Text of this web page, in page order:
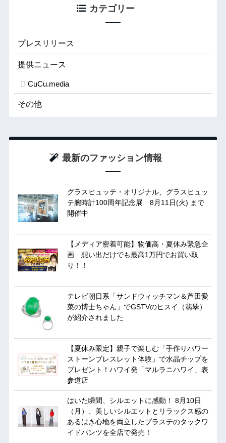
カテゴリー
プレスリリース
提供ニュース
CuCu.media
その他
最新のファッション情報
グラスヒュッテ・オリジナル、グラスヒュッ
テ腕時計100周年記念展 8月11日(火) まで
開催中
【メディア密着可能】物価高・夏休み緊急企
画 想い出だけでも最高1万円でお買い取
り！！
テレビ朝日系「サンドウィッチマン＆芦田愛
菜の博士ちゃん」でGSTVのヒスイ（翡翠）
が紹介されました
【夏休み限定】親子で楽しむ「手作りパワー
ストーンブレスレット体験」で水晶チップを
プレゼント！ハワイ発「マルラニハワイ」表
参道店
はいた瞬間、シルエットに感動！ 8月10日
（月）、美しいシルエットとリラックス感の
あるはき心地を両立したプラステのタックワ
イドパンツを全店で発売！